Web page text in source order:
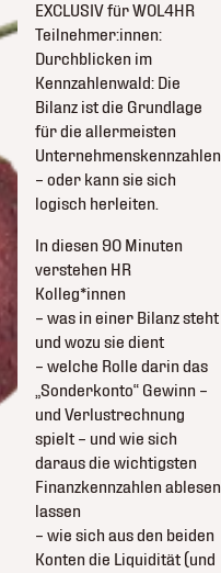
EXCLUSIV für WOL4HR
Teilnehmer:innen:
Durchblicken im
Kennzahlenwald: Die
Bilanz ist die Grundlage
für die allermeisten
Unternehmenskennzahlen
– oder kann sie sich
logisch herleiten.
In diesen 90 Minuten
verstehen HR
Kolleg*innen
– was in einer Bilanz steht
und wozu sie dient
– welche Rolle darin das
„Sonderkonto“ Gewinn –
und Verlustrechnung
spielt – und wie sich
daraus die wichtigsten
Finanzkennzahlen ablesen
lassen
– wie sich aus den beiden
Konten die Liquidität (und